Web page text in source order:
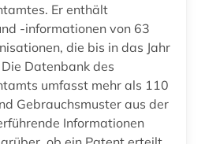
Er enthält
-informationen von 63
die bis in das Jahr
Datenbank des
umfasst mehr als 110
Gebrauchsmuster aus der
Informationen